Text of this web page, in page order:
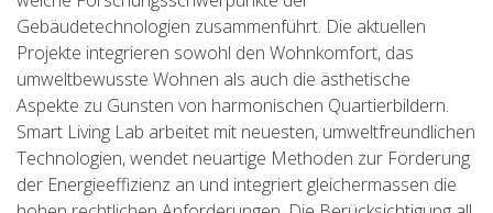
Gebäudetechnologien zusammenführt. Die aktuellen
Projekte integrieren sowohl den Wohnkomfort, das
umweltbewusste Wohnen als auch die ästhetische
Aspekte zu Gunsten von harmonischen Quartierbildern.
Smart Living Lab arbeitet mit neuesten, umweltfreundlichen
Technologien, wendet neuartige Methoden zur Förderung
der Energieeffizienz an und integriert gleichermassen die